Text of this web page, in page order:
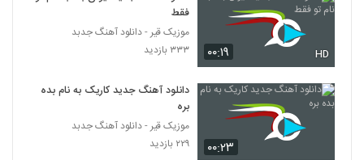
5669
احمد صحیحی آهنگ همه چی کنسله
۲۷۱ بازدید
Dung Band Aghab Gard
۰۰:۱۹ HD
فقط
موزیک قیر - دانلود آهنگ جدبد
۳۳۳ بازدید
۰۰:۲۳
دانلود آهنگ جدید کاریک به نام بده
بره
موزیک قیر - دانلود آهنگ جدبد
۲۲۹ بازدید